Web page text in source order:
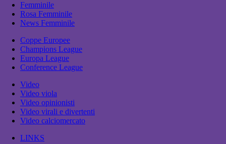
Femminile
Rosa Femminile
News Femminile
Coppe Europee
Champions League
Europa League
Conference League
Video
Video viola
Video opinionisti
Video virali e divertenti
Video calciomercato
LINKS